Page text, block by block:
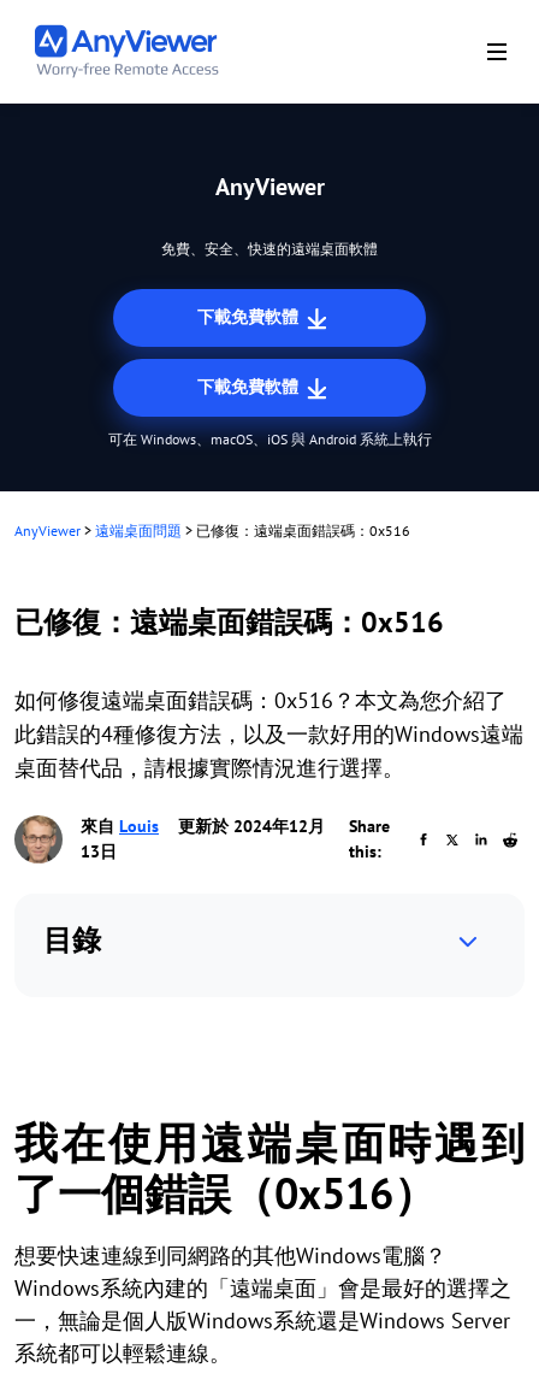
AnyViewer
免費、安全、快速的遠端桌面軟體
下載免費軟體
下載免費軟體
可在 Windows、macOS、iOS 與 Android 系統上執行
AnyViewer > 遠端桌面問題 > 已修復：遠端桌面錯誤碼：0x516
已修復：遠端桌面錯誤碼：0x516
如何修復遠端桌面錯誤碼：0x516？本文為您介紹了
此錯誤的4種修復方法，以及一款好用的Windows遠端
桌面替代品，請根據實際情況進行選擇。
來自 Louis
更新於 2024年12月
13日
Share
this:
目錄
我在使用遠端桌面時遇到
了一個錯誤（0x516）
想要快速連線到同網路的其他Windows電腦？
Windows系統內建的「遠端桌面」會是最好的選擇之
一，無論是個人版Windows系統還是Windows Server
系統都可以輕鬆連線。